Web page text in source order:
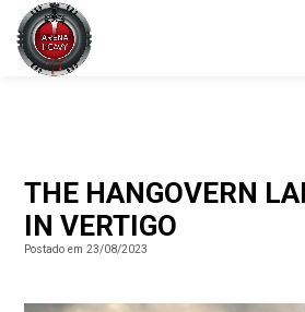
THE HANGOVERN
IN VERTIGO
Postado em 23/08/2023